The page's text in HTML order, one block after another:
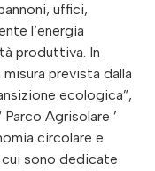
uffici,
l’energia
produttiva. In
prevista dalla
ecologica”,
Agrisolare ’
circolare e
cui sono dedicate